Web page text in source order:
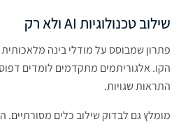
שילוב טכנולוגיות AI ולא רק
פתרון שמבוסס על מודלי בינה
הקו. אלגוריתמים מתקדמים לומדים
התראות שגויות.
מומלץ גם לבדוק שילוב כלים מסורתיים.